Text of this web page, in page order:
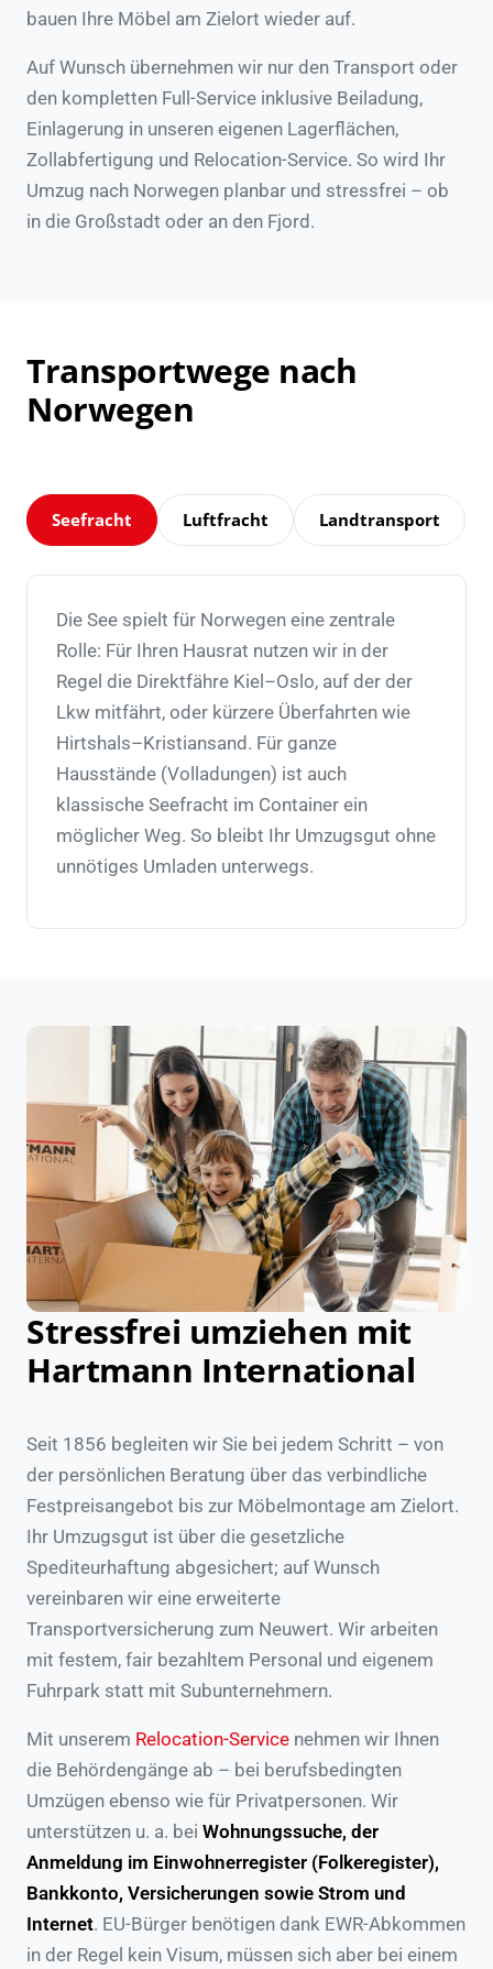
bauen Ihre Möbel am Zielort wieder auf.
Auf Wunsch übernehmen wir nur den Transport oder
den kompletten Full-Service inklusive Beiladung,
Einlagerung in unseren eigenen Lagerflächen,
Zollabfertigung und Relocation-Service. So wird Ihr
Umzug nach Norwegen planbar und stressfrei – ob
in die Großstadt oder an den Fjord.
Transportwege nach
Norwegen
Seefracht Luftfracht Landtransport
Die See spielt für Norwegen eine zentrale
Rolle: Für Ihren Hausrat nutzen wir in der
Regel die Direktfähre Kiel–Oslo, auf der der
Lkw mitfährt, oder kürzere Überfahrten wie
Hirtshals–Kristiansand. Für ganze
Hausstände (Volladungen) ist auch
klassische Seefracht im Container ein
möglicher Weg. So bleibt Ihr Umzugsgut ohne
unnötiges Umladen unterwegs.
Stressfrei umziehen mit
Hartmann International
Seit 1856 begleiten wir Sie bei jedem Schritt – von
der persönlichen Beratung über das verbindliche
Festpreisangebot bis zur Möbelmontage am Zielort.
Ihr Umzugsgut ist über die gesetzliche
Spediteurhaftung abgesichert; auf Wunsch
vereinbaren wir eine erweiterte
Transportversicherung zum Neuwert. Wir arbeiten
mit festem, fair bezahltem Personal und eigenem
Fuhrpark statt mit Subunternehmern.
Mit unserem Relocation-Service nehmen wir Ihnen
die Behördengänge ab – bei berufsbedingten
Umzügen ebenso wie für Privatpersonen. Wir
unterstützen u. a. bei Wohnungssuche, der
Anmeldung im Einwohnerregister (Folkeregister),
Bankkonto, Versicherungen sowie Strom und
Internet. EU-Bürger benötigen dank EWR-Abkommen
in der Regel kein Visum, müssen sich aber bei einem